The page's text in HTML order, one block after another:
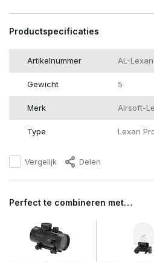
Productspecificaties
Artikelnummer AL-Lexan
Gewicht 5
Merk Airsoft-
Type Lexan
Vergelijk Delen
Perfect te combineren met…